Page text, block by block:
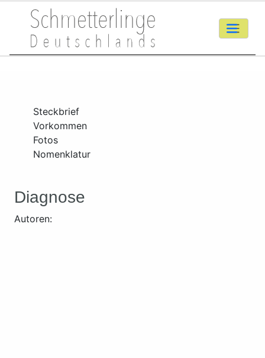
Steckbrief
Vorkommen
Fotos
Nomenklatur
Diagnose
Autoren: